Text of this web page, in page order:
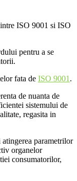
ISO 9001 si ISO
pentru a se
fata de ISO 9001 .
de nuanta de
sistemului de
regasita in
atingerea parametrilor
organelor
consumatorilor,